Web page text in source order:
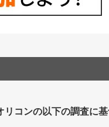
リコンの以下の調査に